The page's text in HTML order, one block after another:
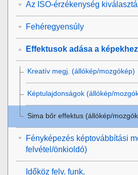
Az ISO-érzékenység
Fehéregyensúly
Effektusok adása a képekhez
Kreatív megj. (állókép/mozgókép)
Képtulajdonságok (állókép/
Sima bőr effektus (állókép/
Fényképezés képtovábbítási
felvétel/önkioldó)
Időköz felv. funk.